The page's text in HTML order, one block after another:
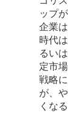
ップ
企業
時代
るい
定市
戦略
が、
くなる